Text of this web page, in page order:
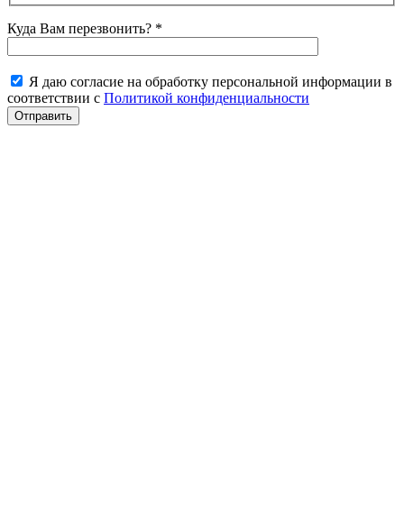
Куда Вам перезвонить? *
Я даю согласие на обработку персональной информации в
соответствии с Политикой конфиденциальности